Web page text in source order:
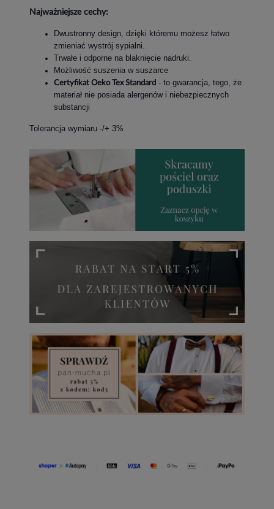
Najważniejsze cechy:
Dwustronny design, dzięki któremu możesz łatwo
zmieniać wystrój sypialni.
Trwałe i odporne na blaknięcie nadruki.
Możliwość suszenia w suszarce
Certyfikat Oeko Tex Standard - to gwarancja, tego, że
materiał nie posiada alergenów i niebezpiecznych
substancji
Tolerancja wymiaru -/+ 3%